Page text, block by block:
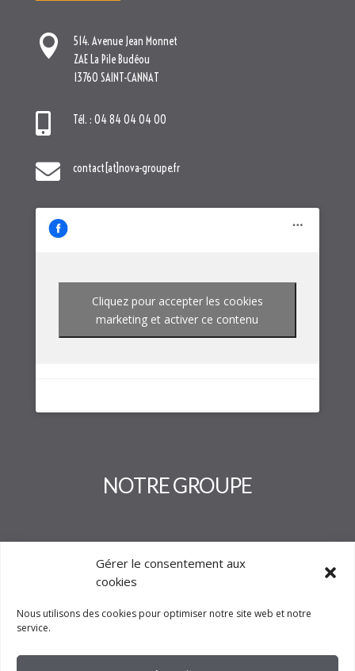
Gérer le consentement aux
cookies
Nous utilisons des cookies pour optimiser notre site web et notre
service.

514. Avenue Jean Monnet
ZAE La Pile Budéou
13760 SAINT-CANNAT
 Tél. : 04 84 04 04 00
 contact[at]nova-groupe.fr
Cliquez pour accepter les cookies
marketing et activer ce contenu
NOTRE GROUPE